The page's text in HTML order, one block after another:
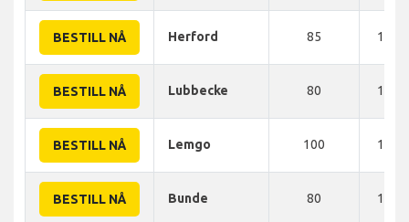
BESTILL NÅ Herford 85 105
BESTILL NÅ Lubbecke 80 105
BESTILL NÅ Lemgo 100 106
BESTILL NÅ Bunde 80 108